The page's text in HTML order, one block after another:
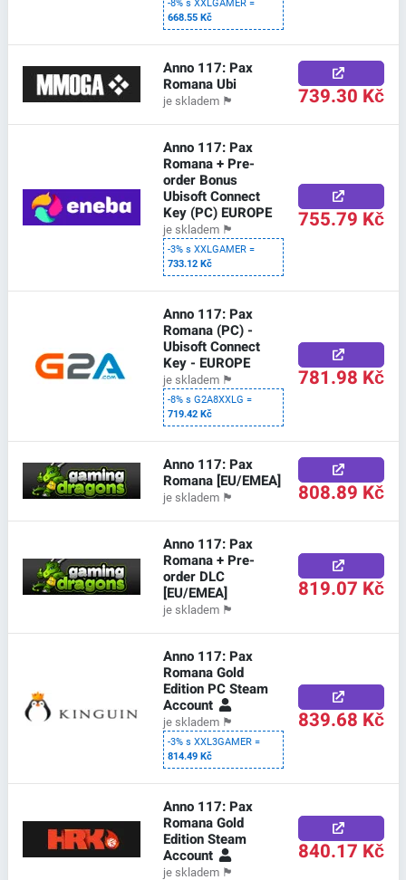
-8% s XXLGAMER =
668.55 Kč
Anno 117: Pax
Romana Ubi
je skladem 🏴 739.30 Kč
Anno 117: Pax
Romana + Pre-
order Bonus
Ubisoft Connect
Key (PC) EUROPE
je skladem 🏴
-3% s XXLGAMER =
733.12 Kč
755.79 Kč
Anno 117: Pax
Romana (PC) -
Ubisoft Connect
Key - EUROPE
je skladem 🏴
-8% s G2A8XXLG =
719.42 Kč
781.98 Kč
Anno 117: Pax
Romana [EU/EMEA]
je skladem 🏴 808.89 Kč
Anno 117: Pax
Romana + Pre-
order DLC
[EU/EMEA]
je skladem 🏴
819.07 Kč
Anno 117: Pax
Romana Gold
Edition PC Steam
Account
je skladem 🏴
-3% s XXL3GAMER =
814.49 Kč
839.68 Kč
Anno 117: Pax
Romana Gold
Edition Steam
Account
je skladem 🏴
840.17 Kč